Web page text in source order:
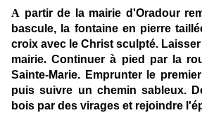
A partir de la mairie d'Oradour
bascule, la fontaine en pierre
croix avec le Christ sculpté.
mairie. Continuer à pied par la
Sainte-Marie. Emprunter le
puis suivre un chemin sableux.
bois par des virages et rejoindre